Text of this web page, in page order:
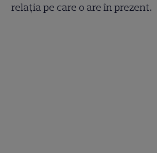
relația pe care o are în prezent.